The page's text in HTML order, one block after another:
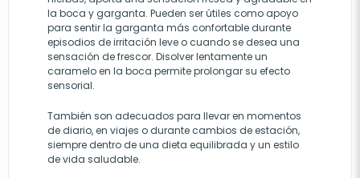
la boca y garganta. Pueden ser útiles como apoyo
para sentir la garganta más confortable durante
episodios de irritación leve o cuando se desea una
sensación de frescor. Disolver lentamente un
caramelo en la boca permite prolongar su efecto
sensorial.
También son adecuados para llevar en momentos
de diario, en viajes o durante cambios de estación,
siempre dentro de una dieta equilibrada y un estilo
de vida saludable.